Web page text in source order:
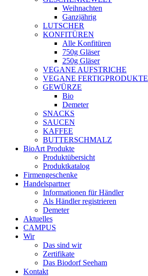
Weihnachten
Ganzjährig
LUTSCHER
KONFITÜREN
Alle Konfitüren
750g Gläser
250g Gläser
VEGANE AUFSTRICHE
VEGANE FERTIGPRODUKTE
GEWÜRZE
Bio
Demeter
SNACKS
SAUCEN
KAFFEE
BUTTERSCHMALZ
BioArt Produkte
Produktübersicht
Produktkatalog
Firmengeschenke
Handelspartner
Informationen für Händler
Als Händler registrieren
Demeter
Aktuelles
CAMPUS
Wir
Das sind wir
Zertifikate
Das Biodorf Seeham
Kontakt